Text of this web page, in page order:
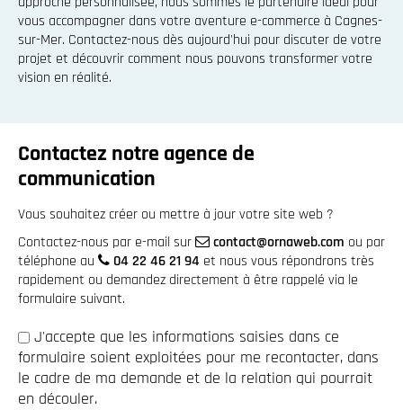
vous accompagner dans votre aventure e-commerce à Cagnes-
sur-Mer. Contactez-nous dès aujourd'hui pour discuter de votre
projet et découvrir comment nous pouvons transformer votre
vision en réalité.
Contactez notre agence de
communication
Vous souhaitez créer ou mettre à jour votre site web ?
Contactez-nous par e-mail sur
contact@ornaweb.com ou par
téléphone au
04 22 46 21 94 et nous vous répondrons très
rapidement ou demandez directement à être rappelé via le
formulaire suivant.
J'accepte que les informations saisies dans ce
formulaire soient exploitées pour me recontacter, dans
le cadre de ma demande et de la relation qui pourrait
en découler.